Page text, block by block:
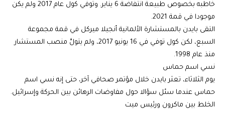
خاطبه بخصوص طبيعة انتفاضة 6 يناير. وتوفي كول عام 2017 ولم يكن
موجودا في قمة 2021.
التقى بايدن بالمستشارة الألمانية أنجيلا ميركل في قمة مجموعة
السبع، لكن كول توفي في 16 يونيو 2017، ولم يتولَّ منصب المستشار
منذ عام 1998.
نسي اسم حماس
يوم الثلاثاء، تعثر بايدن خلال مؤتمر صحافي آخر، حتى إنه نسي اسم
حماس عندما سئل سؤالا حول مفاوضات الرهائن بين الحركة وإسرائيل.
الخلط بين ماكرون ورئيس ميت